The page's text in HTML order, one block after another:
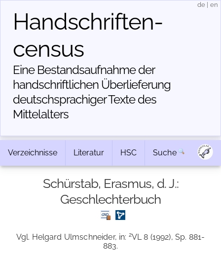
Handschriften­
census
Eine Bestandsaufnahme der
handschriftlichen Über­lieferung
deutschsprachiger Texte des
Mittelalters
de en
Verzeichnisse Literatur HSC Suche
Schürstab, Erasmus, d. J.:
Geschlechterbuch
Vgl. Helgard Ulmschneider, in: 2VL 8 (1992), Sp. 881-
883.